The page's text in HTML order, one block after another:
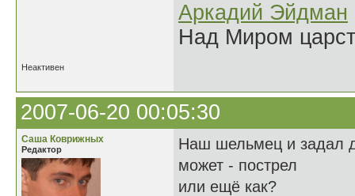
Аркадий Эйдман
Над Миром
Неактивен
2007-06-20 00:05:30
Саша Коврижных
Редактор
Наш шельмец и задал
может - пострел
или ещё как?